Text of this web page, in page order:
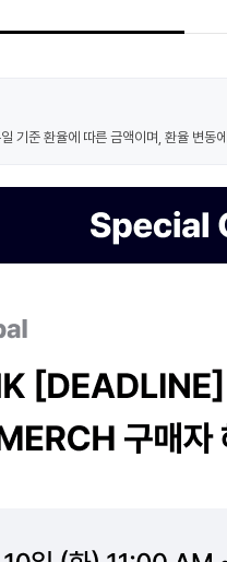
기준 환율에 따른 금액이며, 환율 변동